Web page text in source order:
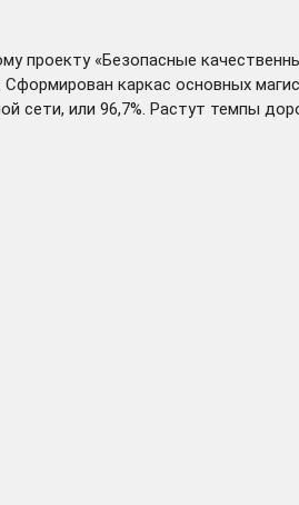
проекту «Безопасные
каркас основных
сети, или 96,7%. Растут темпы